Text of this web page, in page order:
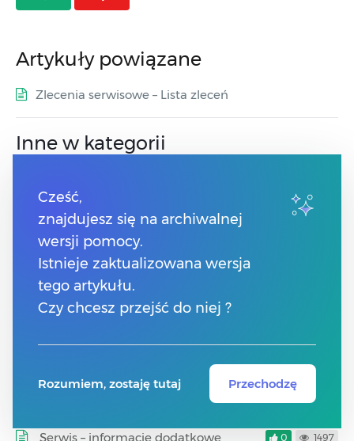
Artykuły powiązane
Zlecenia serwisowe – Lista zleceń
Inne w kategorii
Formularz urządzenia – Zakładka
Dokumenty
Wskazanie dostaw na Zleceniach
serwisowych.
Procedura OSS na dokumencie
zlecenia serwisowego
Generowanie dokumentów Zlecenia
nadania przesyłki z poziomu
dokumentu Zlecenia serwisowego.
1385
Serwis – informacje dodatkowe 0 1497
Cześć,
znajdujesz się na archiwalnej
wersji pomocy.
Istnieje zaktualizowana wersja
tego artykułu.
Czy chcesz przejść do niej ?
Rozumiem, zostaję tutaj Przechodzę